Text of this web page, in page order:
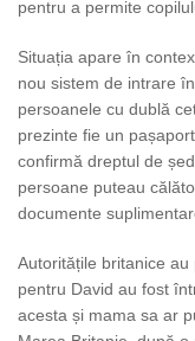
pentru a permite
Situația apare în
nou sistem de intrare
persoanele cu dublă
prezinte fie un
confirmă dreptul de
persoane puteau
documente
Autoritățile britanice
pentru David au fost
acesta și mama sa ar